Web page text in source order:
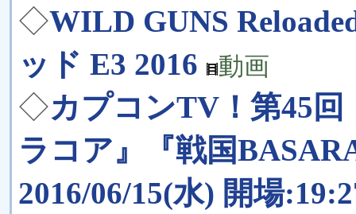
◇WILD GUNS
ッド E3 2016
動画
◇カプコンTV！第45
ラコア』『戦国
2016/06/15(水) 開場